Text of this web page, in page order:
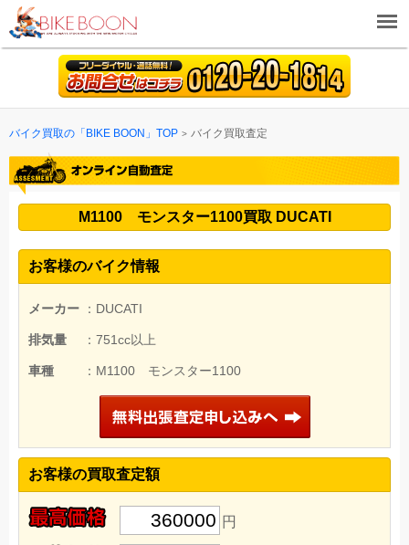
バイク買取の「BIKE BOON」TOP バイク買取査定
M1100 モンスター1100買取 DUCATI
お客様のバイク情報
メーカー ：DUCATI
排気量 ：751cc以上
車種 ：M1100 モンスター1100
お客様の買取査定額
360000 円